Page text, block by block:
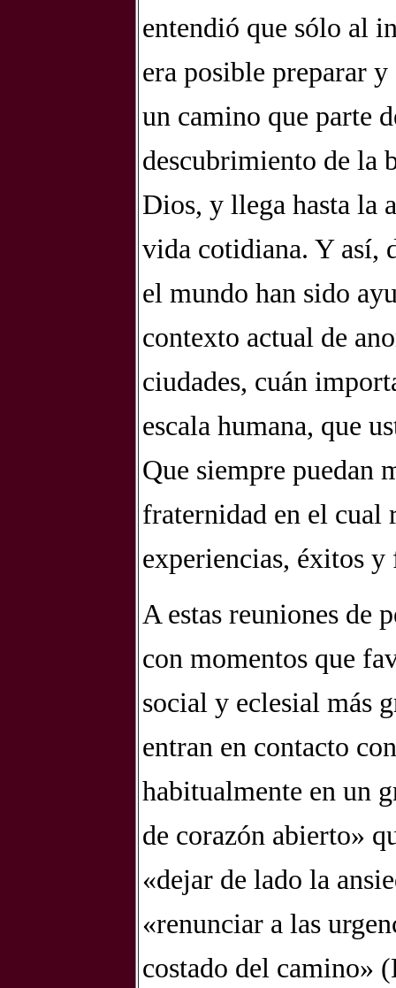
entendió que sólo al
era posible preparar y
un camino que parte
descubrimiento de la
Dios, y llega hasta la
vida cotidiana. Y así,
el mundo han sido
contexto actual de
ciudades, cuán
escala humana, que
Que siempre puedan
fraternidad en el cual
experiencias, éxitos y
A estas reuniones de
con momentos que
social y eclesial más
entran en contacto
habitualmente en un
de corazón abierto»
«dejar de lado la
«renunciar a las
costado del camino»